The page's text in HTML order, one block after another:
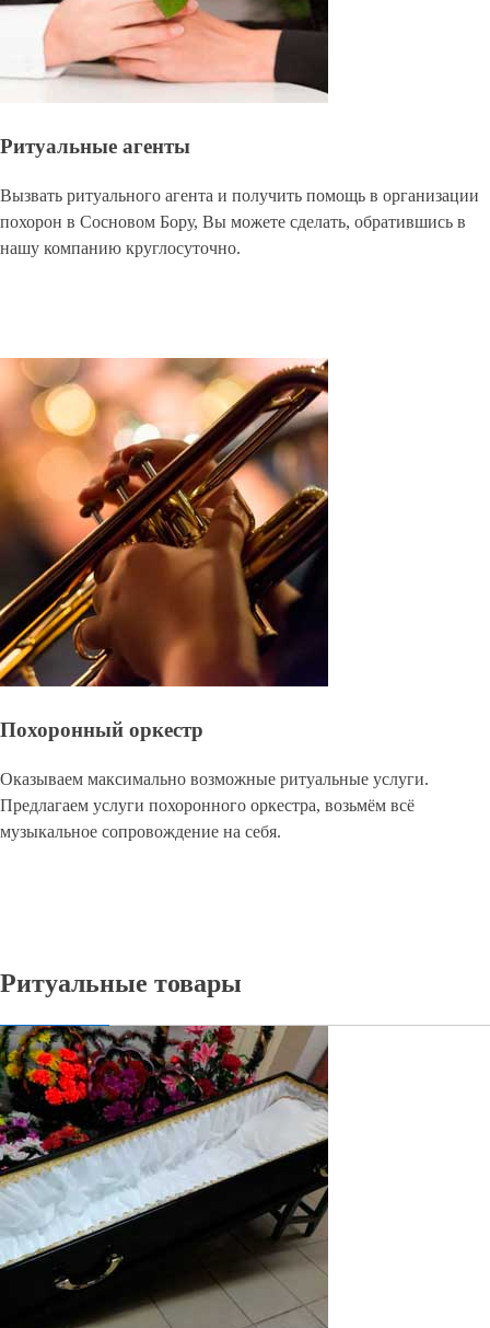
Ритуальные агенты
Вызвать ритуального агента и получить помощь в организации
похорон в Сосновом Бору, Вы можете сделать, обратившись в
нашу компанию круглосуточно.
Похоронный оркестр
Оказываем максимально возможные ритуальные услуги.
Предлагаем услуги похоронного оркестра, возьмём всё
музыкальное сопровождение на себя.
Ритуальные товары